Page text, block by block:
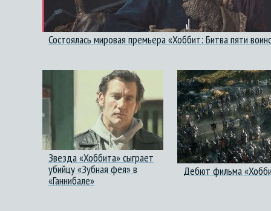
Состоялась мировая премьера «Хоббит: Битва пяти
Звезда «Хоббита» сыграет
убийцу «Зубная фея» в
«Ганнибале»
Дебют фильма